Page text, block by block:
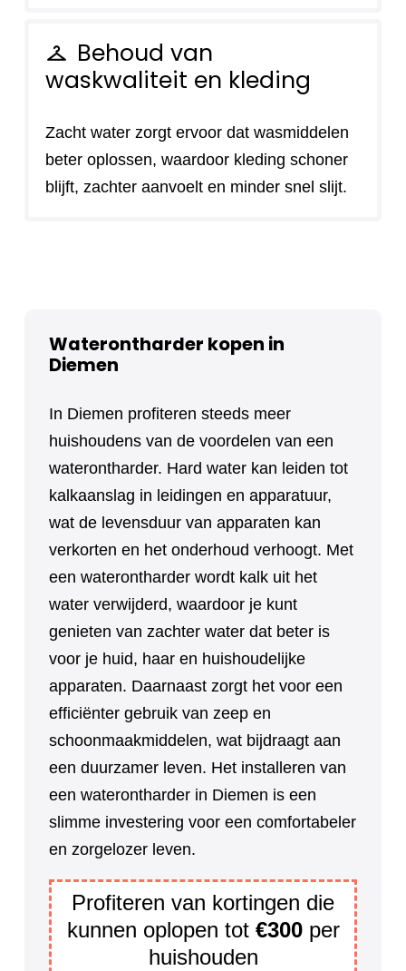
checkroom Behoud van
waskwaliteit en kleding
Zacht water zorgt ervoor dat wasmiddelen
beter oplossen, waardoor kleding schoner
blijft, zachter aanvoelt en minder snel slijt.
Waterontharder kopen in
Diemen
In Diemen profiteren steeds meer
huishoudens van de voordelen van een
waterontharder. Hard water kan leiden tot
kalkaanslag in leidingen en apparatuur,
wat de levensduur van apparaten kan
verkorten en het onderhoud verhoogt. Met
een waterontharder wordt kalk uit het
water verwijderd, waardoor je kunt
genieten van zachter water dat beter is
voor je huid, haar en huishoudelijke
apparaten. Daarnaast zorgt het voor een
efficiënter gebruik van zeep en
schoonmaakmiddelen, wat bijdraagt aan
een duurzamer leven. Het installeren van
een waterontharder in Diemen is een
slimme investering voor een comfortabeler
en zorgelozer leven.
Profiteren van kortingen die
kunnen oplopen tot €300 per
huishouden